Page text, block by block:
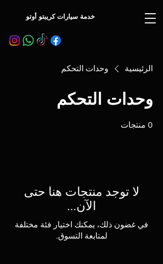
خدمة سيارات كريبتو أوتو
الرئيسية وحدات التحكم
وحدات التحكم
0 منتجات
لا توجد منتجات هنا حتى
الآن...
في غضون ذلك، يمكنك اختيار فئة مختلفة
لمتابعة التسوق.